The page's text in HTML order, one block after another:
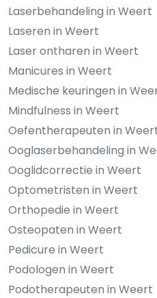
Laserbehandeling in Weert
Laseren in Weert
Laser ontharen in Weert
Manicures in Weert
Medische keuringen in
Mindfulness in Weert
Oefentherapeuten in
Ooglaserbehandeling in
Ooglidcorrectie in Weert
Optometristen in Weert
Orthopedie in Weert
Osteopaten in Weert
Pedicure in Weert
Podologen in Weert
Podotherapeuten in Weert